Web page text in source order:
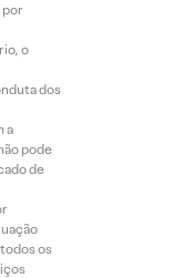
por
o
dos
a
pode
de
os